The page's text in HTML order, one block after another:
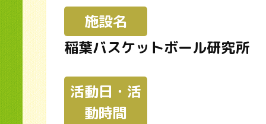
施設名
稲葉バスケットボール研究所
活動日・活
動時間